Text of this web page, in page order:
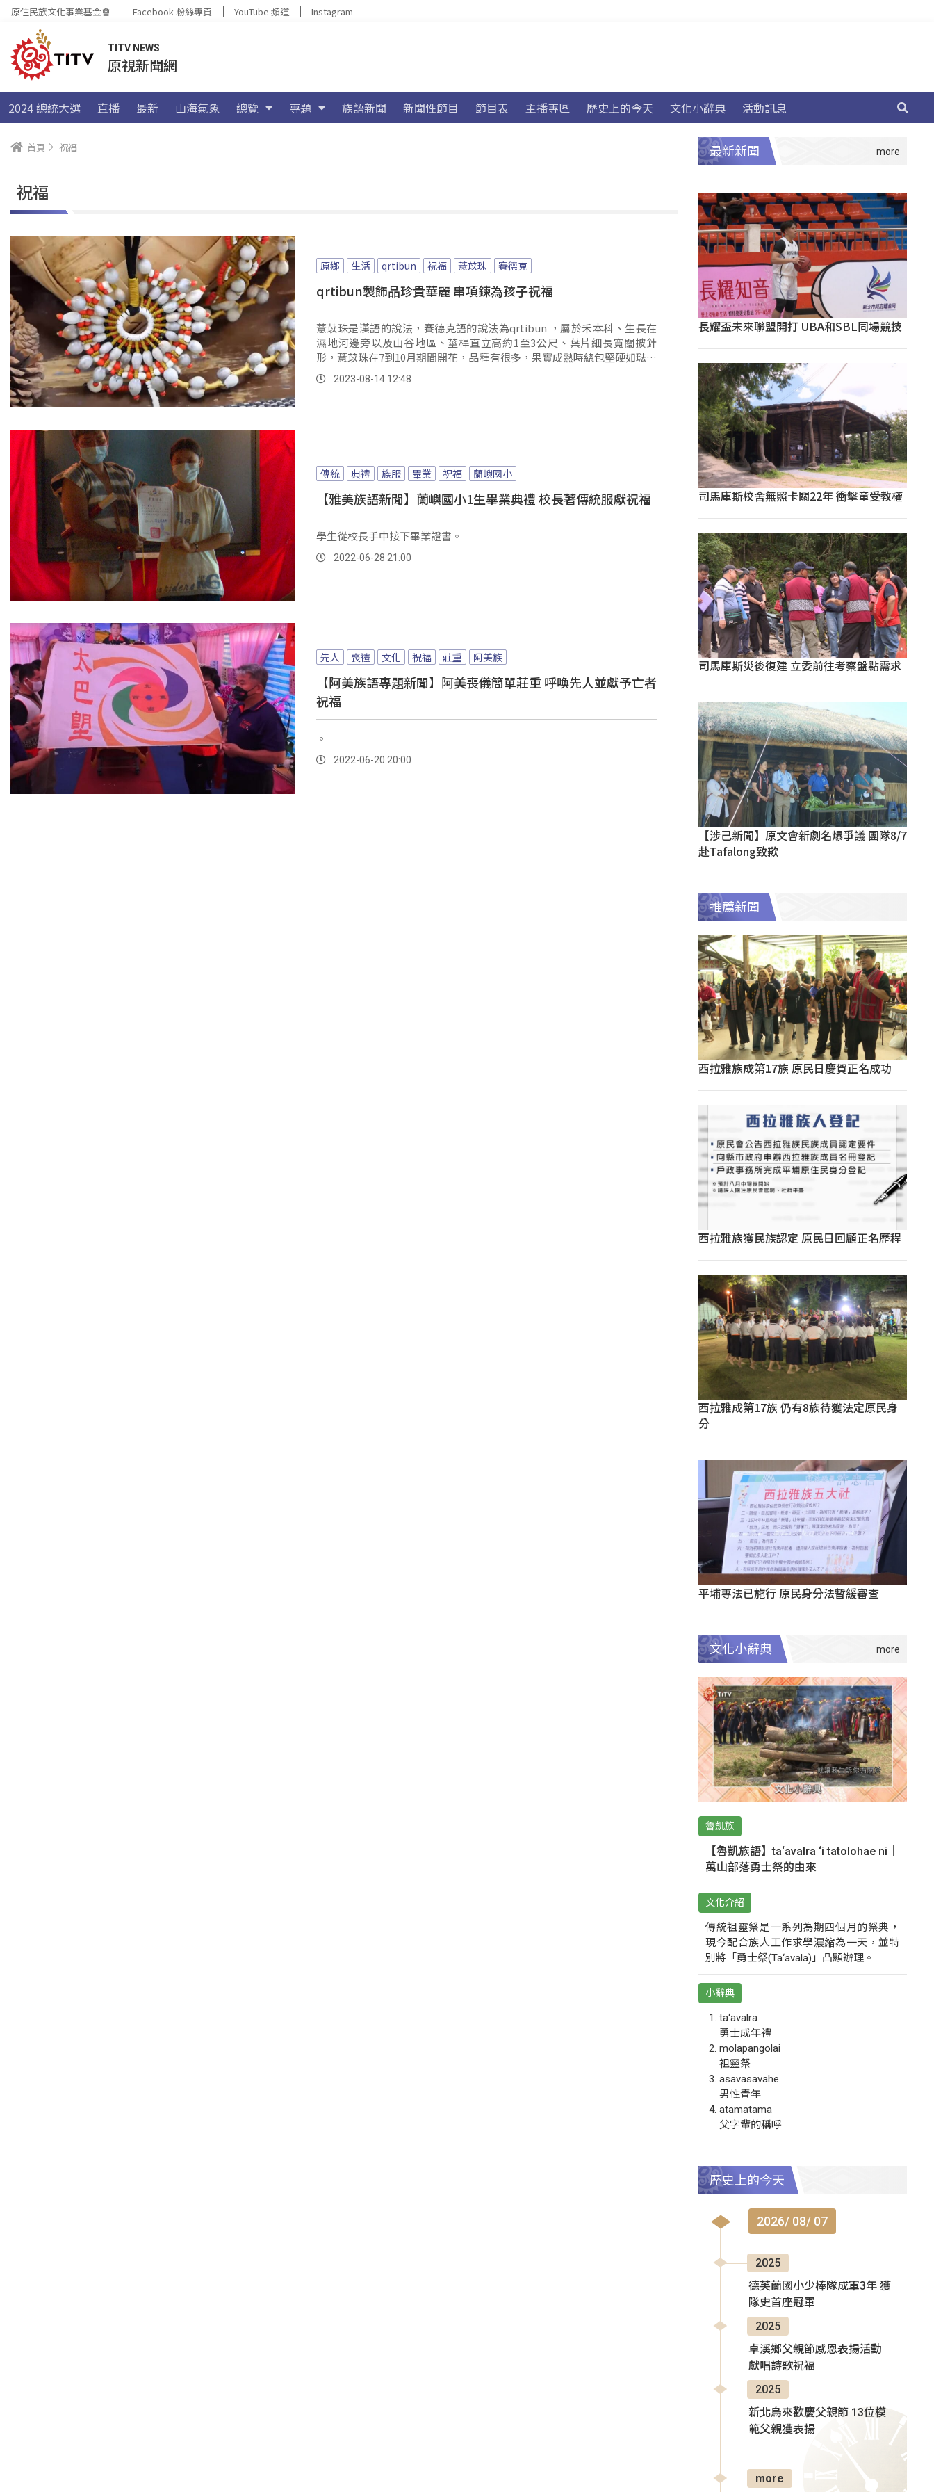
原住民族文化事業基金會 Facebook 粉絲專頁 YouTube 頻道 Instagram
TITV NEWS
原視新聞網
2024 總統大選 直播 最新 山海氣象 總覽 專題 族語新聞 新聞性節目 節目表 主播專區 歷史上的今天 文化小辭典 活動訊息
首頁 祝福
祝福
原鄉 生活 qrtibun 祝福 薏苡珠 賽德克
qrtibun製飾品珍貴華麗 串項鍊為孩子祝福
薏苡珠是漢語的說法，賽德克語的說法為qrtibun ，屬於禾本科、生長在
濕地河邊旁以及山谷地區、莖桿直立高約1至3公尺、葉片細長寬闊披針
形，薏苡珠在7到10月期間開花，品種有很多，果實成熟時總包堅硬如琺瑯
質，形體像雞蛋卵狀球形，一般女性會用來當作是裝飾配件材料。
2023-08-14 12:48
傳統 典禮 族服 畢業 祝福 蘭嶼國小
【雅美族語新聞】蘭嶼國小1生畢業典禮 校長著傳統服獻祝福
學生從校長手中接下畢業證書。
2022-06-28 21:00
先人 喪禮 文化 祝福 莊重 阿美族
【阿美族語專題新聞】阿美喪儀簡單莊重 呼喚先人並獻予亡者
祝福
。
2022-06-20 20:00
最新新聞
長耀盃未來聯盟開打 UBA和SBL同場競技
司馬庫斯校舍無照卡關22年 衝擊童受教權
司馬庫斯災後復建 立委前往考察盤點需求
【涉己新聞】原文會新劇名爆爭議 團隊8/7
赴Tafalong致歉
推薦新聞
西拉雅族成第17族 原民日慶賀正名成功
西拉雅族獲民族認定 原民日回顧正名歷程
西拉雅成第17族 仍有8族待獲法定原民身
分
平埔專法已施行 原民身分法暫緩審查
文化小辭典
魯凱族
【魯凱族語】ta‘avalra ‘i tatolohae ni｜
萬山部落勇士祭的由來
文化介紹
傳統祖靈祭是一系列為期四個月的祭典，
現今配合族人工作求學濃縮為一天，並特
別將「勇士祭(Ta‘avala)」凸顯辦理。
小辭典
ta‘avalra
勇士成年禮
molapangolai
祖靈祭
asavasavahe
男性青年
atamatama
父字輩的稱呼
歷史上的今天
2026/ 08/ 07
2025
德芙蘭國小少棒隊成軍3年 獲
隊史首座冠軍
2025
卓溪鄉父親節感恩表揚活動
獻唱詩歌祝福
2025
新北烏來歡慶父親節 13位模
範父親獲表揚
more